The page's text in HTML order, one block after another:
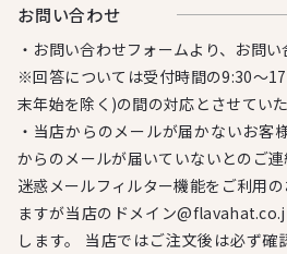
お問い合わせ
・お問い合わせフォームより、お問い
※回答については受付時間の9:30～
末年始を除く)の間の対応とさせていた
・当店からのメールが届かないお客
からのメールが届いていないとのご連
迷惑メールフィルター機能をご利用
ますが当店のドメイン
します。 当店ではご注文後は必ず確